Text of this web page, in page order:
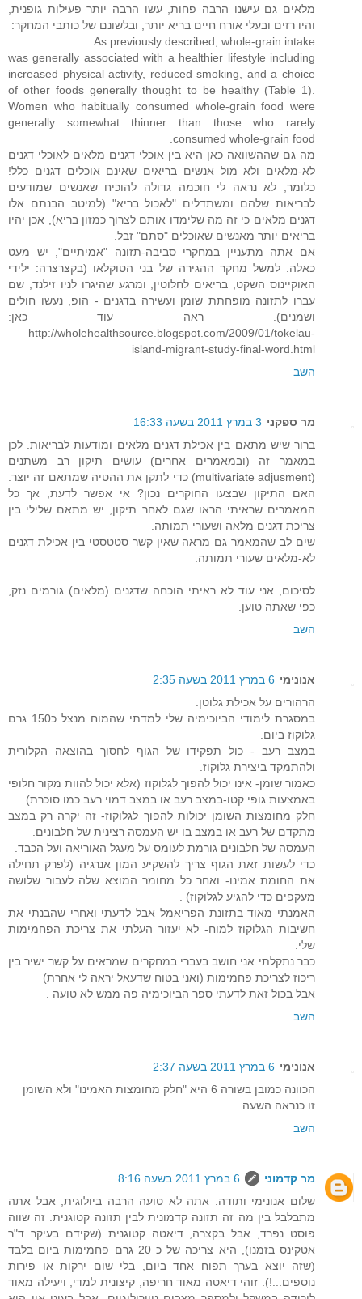
מלאים גם עישנו הרבה פחות, עשו הרבה יותר פעילות גופנית,
והיו רזים ובעלי אורח חיים בריא יותר, ובלשונם של כותבי המחקר:
As previously described, whole-grain intake
was generally associated with a healthier lifestyle including
increased physical activity, reduced smoking, and a choice
of other foods generally thought to be healthy (Table 1).
Women who habitually consumed whole-grain food were
generally somewhat thinner than those who rarely
consumed whole-grain food.
מה גם שההשוואה כאן היא בין אוכלי דגנים מלאים לאוכלי דגנים
לא-מלאים ולא מול אנשים בריאים שאינם אוכלים דגנים כלל!
כלומר, לא נראה לי חוכמה גדולה להוכיח שאנשים שמודעים
לבריאות שלהם ומשתדלים "לאכול בריא" (למיטב הבנתם אלו
דגנים מלאים כי זה מה שלימדו אותם לצרוך כמזון בריא), אכן יהיו
בריאים יותר מאנשים שאוכלים "סתם" זבל.
אם אתה מתעניין במחקרי סביבה-תזונה "אמיתיים", יש מעט
כאלה. למשל מחקר ההגירה של בני הטוקלאו (בקצרצרה: ילידי
האוקיינוס השקט, בריאים לחלוטין, ומרגע שהיגרו לניו זילנד, שם
עברו לתזונה מופחתת שומן ועשירה בדגנים - הופ, נעשו חולים
ושמנים). ראה עוד כאן:
http://wholehealthsource.blogspot.com/2009/01/tokelau-
island-migrant-study-final-word.html
השב
מר ספקני 3 במרץ 2011 בשעה 16:33
ברור שיש מתאם בין אכילת דגנים מלאים ומודעות לבריאות. לכן
במאמר זה (ובמאמרים אחרים) עושים תיקון רב משתנים
(multivariate adjusment) כדי לתקן את ההטיה שמתאם זה יוצר.
האם התיקון שבצעו החוקרים נכון? אי אפשר לדעת, אך כל
המאמרים שראיתי הראו שגם לאחר תיקון, יש מתאם שלילי בין
צריכת דגנים מלאה ושעורי תמותה.
שים לב שהמאמר גם מראה שאין קשר סטטסטי בין אכילת דגנים
לא-מלאים שעורי תמותה.
לסיכום, אני עוד לא ראיתי הוכחה שדגנים (מלאים) גורמים נזק,
כפי שאתה טוען.
השב
אנונימי 6 במרץ 2011 בשעה 2:35
הרהורים על אכילת גלוטן.
במסגרת לימודי הביוכימיה שלי למדתי שהמוח מנצל כ150 גרם
גלוקוז ביום.
במצב רעב - כול תפקידו של הגוף לחסוך בהוצאה הקלורית
ולהתמקד ביצירת גלוקוז.
כאמור שומן- אינו יכול להפוך לגלוקוז (אלא יכול להוות מקור חלופי
באמצעות גופי קטו-במצב רעב או במצב דמוי רעב כמו סוכרת).
חלק מחומצות השומן יכולות להפוך לגלוקוז- זה יקרה רק במצב
מתקדם של רעב או במצב בו יש העמסה רצינית של חלבונים.
העמסה של חלבונים גורמת לעומס על מעגל האוריאה ועל הכבד.
כדי לעשות זאת הגוף צריך להשקיע המון אנרגיה (לפרק תחילה
את החומת אמינו- ואחר כל מחומר המוצא שלה לעבור שלושה
מעקפים כדי להגיע לגלוקוז) .
האמנתי מאוד בתזונת הפריאמל אבל לדעתי ואחרי שהבנתי את
חשיבות הגלוקוז למוח- לא יעזור העלתי את צריכת הפחמימות
שלי.
כבר נתקלתי אני חושב בעברי במחקרים שמראים על קשר ישיר בין
ריכוז לצריכת פחמימות (ואני בטוח שדעאל יראה לי אחרת)
אבל בכול זאת לדעתי ספר הביוכימיה פה ממש לא טועה .
השב
אנונימי 6 במרץ 2011 בשעה 2:37
הכוונה כמובן בשורה 6 היא "חלק מחומצות האמינו" ולא השומן
זו כנראה השעה.
השב
מר קדמוני
6 במרץ 2011 בשעה 8:16
שלום אנונימי ותודה. אתה לא טועה הרבה ביולוגית, אבל אתה
מתבלבל בין מה זה תזונה קדמונית לבין תזונה קטוגנית. זה שווה
פוסט נפרד, אבל בקצרה, דיאטה קטוגנית (שקידם בעיקר ד"ר
אטקינס בזמנו), היא צריכה של כ 20 גרם פחמימות ביום בלבד
(שזה יוצא בערך תפוח אחד ביום, בלי שום ירקות או פירות
נוספים...!). זוהי דיאטה מאוד חריפה, קיצונית למדי, ויעילה מאוד